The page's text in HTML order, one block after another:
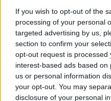
If you wish to opt-out of the
processing of your personal
targeted advertising by us,
section to confirm your
opt-out request is processed
interest-based ads based
us or personal information
your opt-out. You may
disclosure of your personal
din orașe: sute
cuplu impotenta
relatie sexualitate